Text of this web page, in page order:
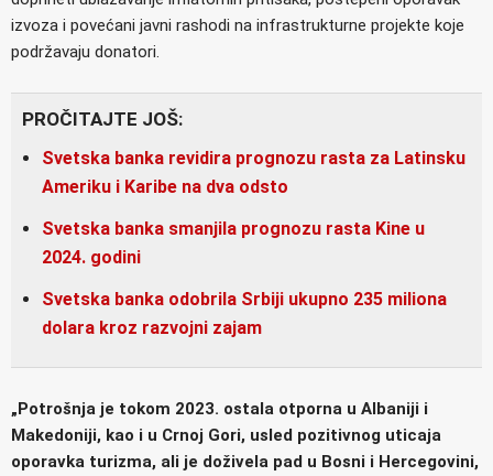
izvoza i povećani javni rashodi na infrastrukturne projekte koje
podržavaju donatori.
PROČITAJTE JOŠ:
Svetska banka revidira prognozu rasta za Latinsku
Ameriku i Karibe na dva odsto
Svetska banka smanjila prognozu rasta Kine u
2024. godini
Svetska banka odobrila Srbiji ukupno 235 miliona
dolara kroz razvojni zajam
„Potrošnja je tokom 2023. ostala otporna u Albaniji i
Makedoniji, kao i u Crnoj Gori, usled pozitivnog uticaja
oporavka turizma, ali je doživela pad u Bosni i Hercegovini,